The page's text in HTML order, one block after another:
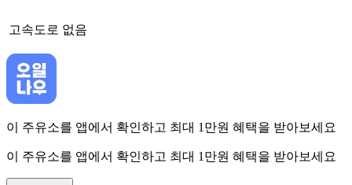
고속도로 없음
이 주유소를 앱에서 확인하고 최대 1만원 혜택을 받아보세요
이 주유소를 앱에서 확인하고 최대 1만원 혜택을 받아보세요